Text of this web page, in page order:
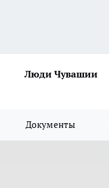
Люди Чувашии
Документы